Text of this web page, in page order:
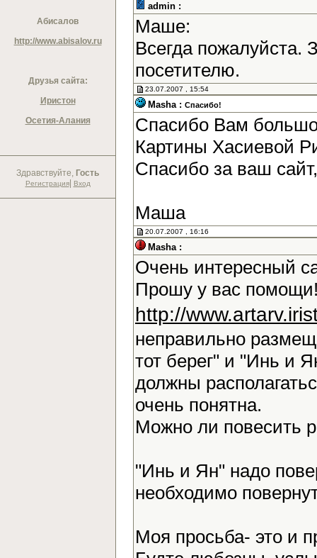
Абисалов
http://www.abisalov.ru
Друзья сайта:
Иристон
Осетия-Алания
Здравствуйте, Гость
Регистрация| Вход
admin :
Маше:
Всегда
посетителю.
23.07.2007 , 15:54
Masha : Спасибо!
Спасибо Вам
Картины Хасиевой
Спасибо за ваш
Маша
20.07.2007 , 16:16
Masha :
Очень интересный
Прошу у вас
http://
неправильно
тот берег" и "Инь и
должны
очень понятна.
Можно ли повесить
"Инь и Ян" надо
необходимо
Моя просьба- это и